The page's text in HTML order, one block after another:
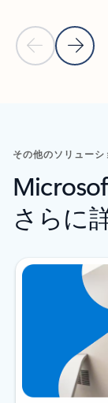
前のスライド
次の
その他のソリューシ
さらに